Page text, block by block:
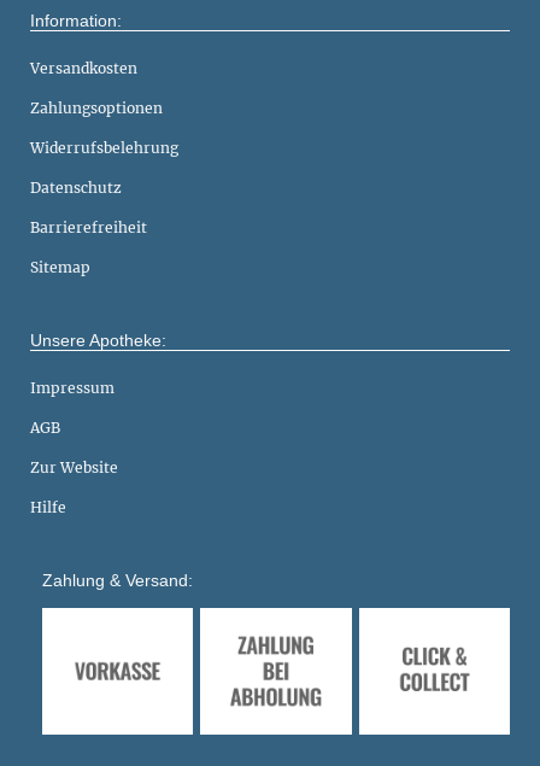
Information:
Versandkosten
Zahlungsoptionen
Widerrufsbelehrung
Datenschutz
Barrierefreiheit
Sitemap
Unsere Apotheke:
Impressum
AGB
Zur Website
Hilfe
Zahlung & Versand: